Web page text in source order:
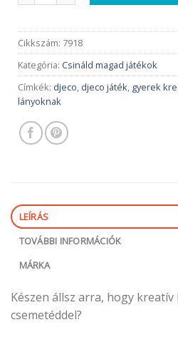
Cikkszám: 7918
Kategória: Csináld magad játékok
Címkék: djeco, djeco játék, gyerek
lányoknak
LEÍRÁS
TOVÁBBI INFORMÁCIÓK
MÁRKA
Készen állsz arra, hogy
csemetéddel?